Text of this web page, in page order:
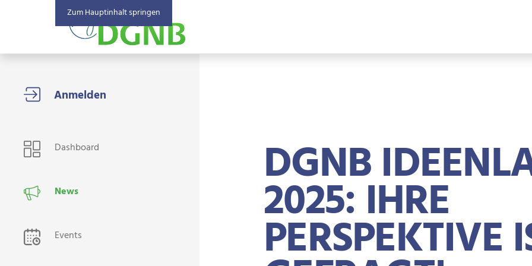
Zum Hauptinhalt springen
DGNB
2025: IHRE
PERSPEKTIVE
USER NAVIGATION
Dashboard
News
Events